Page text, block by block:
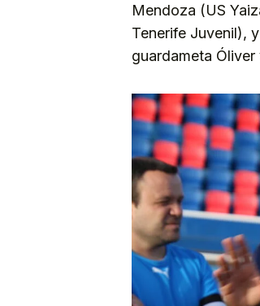
Mendoza (US
Tenerife Juvenil),
guardameta Óliver